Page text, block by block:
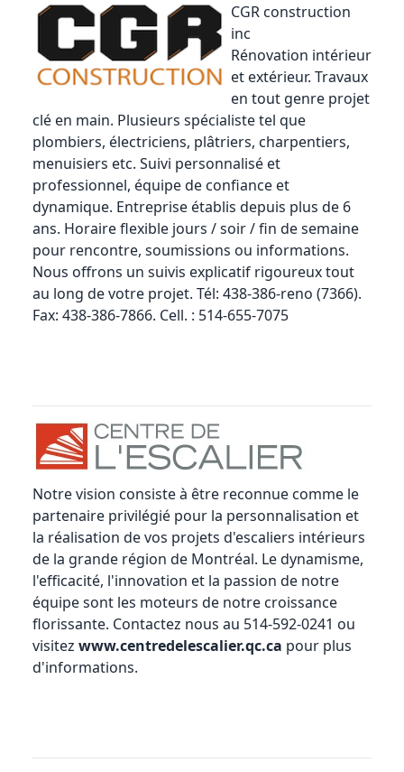
CGR construction
inc
Rénovation intérieur
et extérieur. Travaux
en tout genre projet
clé en main. Plusieurs spécialiste tel que
plombiers, électriciens, plâtriers, charpentiers,
menuisiers etc. Suivi personnalisé et
professionnel, équipe de confiance et
dynamique. Entreprise établis depuis plus de 6
ans. Horaire flexible jours / soir / fin de semaine
pour rencontre, soumissions ou informations.
Nous offrons un suivis explicatif rigoureux tout
au long de votre projet. Tél: 438-386-reno (7366).
Fax: 438-386-7866. Cell. : 514-655-7075
Notre vision consiste à être reconnue comme le
partenaire privilégié pour la personnalisation et
la réalisation de vos projets d'escaliers intérieurs
de la grande région de Montréal. Le dynamisme,
l'efficacité, l'innovation et la passion de notre
équipe sont les moteurs de notre croissance
florissante. Contactez nous au 514-592-0241 ou
visitez www.centredelescalier.qc.ca pour plus
d'informations.